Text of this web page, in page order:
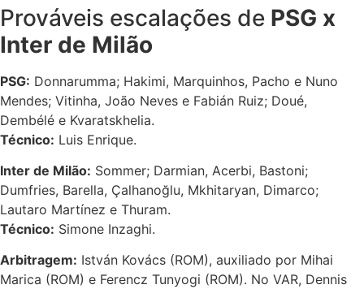
Prováveis escalações de PSG x
Inter de Milão
PSG: Donnarumma; Hakimi, Marquinhos, Pacho e Nuno
Mendes; Vitinha, João Neves e Fabián Ruiz; Doué,
Dembélé e Kvaratskhelia.
Técnico: Luis Enrique.
Inter de Milão: Sommer; Darmian, Acerbi, Bastoni;
Dumfries, Barella, Çalhanoğlu, Mkhitaryan, Dimarco;
Lautaro Martínez e Thuram.
Técnico: Simone Inzaghi.
Arbitragem: István Kovács (ROM), auxiliado por Mihai
Marica (ROM) e Ferencz Tunyogi (ROM). No VAR, Dennis